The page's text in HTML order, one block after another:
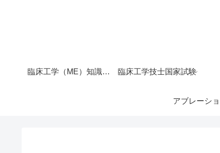
臨床工学（ME）知識マップ｜サイト全体の目次 臨床工学技士国家試験
アブレーシ